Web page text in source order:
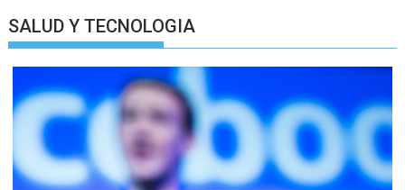
SALUD Y TECNOLOGIA